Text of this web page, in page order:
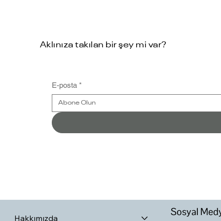
Aklınıza takılan bir şey mi var?
E-posta *
Hakkımızda Sosyal